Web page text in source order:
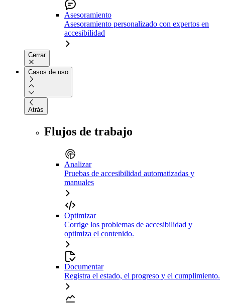
Asesoramiento
Asesoramiento personalizado con expertos en
accesibilidad
Cerrar
Casos de uso
Atrás
Flujos de trabajo
Analizar
Pruebas de accesibilidad automatizadas y
manuales
Optimizar
Corrige los problemas de accesibilidad y
optimiza el contenido.
Documentar
Registra el estado, el progreso y el cumplimiento.